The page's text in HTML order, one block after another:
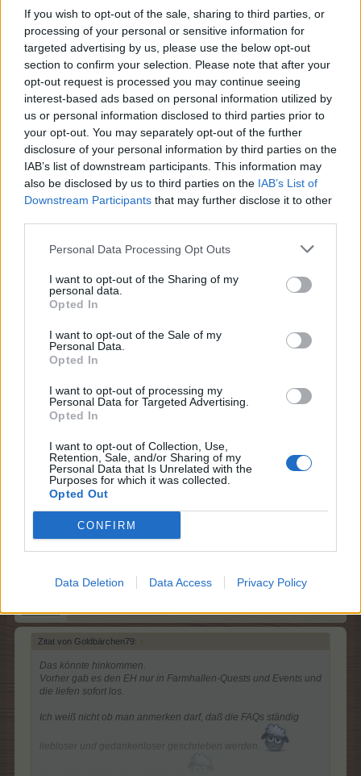
If you wish to opt-out of the sale, sharing to third parties, or
processing of your personal or sensitive information for
targeted advertising by us, please use the below opt-out
section to confirm your selection. Please note that after your
opt-out request is processed you may continue seeing
interest-based ads based on personal information utilized by
us or personal information disclosed to third parties prior to
your opt-out. You may separately opt-out of the further
disclosure of your personal information by third parties on the
IAB’s list of downstream participants. This information may
also be disclosed by us to third parties on the IAB’s List of
Downstream Participants that may further disclose it to other
Personal Data Processing Opt Outs
I want to opt-out of the Sharing of my
personal data.
Opted In
I want to opt-out of the Sale of my
Personal Data.
Opted In
I want to opt-out of processing my
Personal Data for Targeted Advertising.
Opted In
I want to opt-out of Collection, Use,
Retention, Sale, and/or Sharing of my
Personal Data that Is Unrelated with the
Purposes for which it was collected.
Opted Out
CONFIRM
Data Deletion Data Access Privacy Policy
Lebende Forenlegende
Zitat von Alira1982:
Ich weiß nun nicht, wann genau die Coupons ins Spiel
eingeführt wurden, aber vermutlich zu der Zeit der FAQ aus
daher der Hinweis, dass die Coupons noch in das Spiel
integriert werden.
Das könnte hinkommen.
Vorher gab es den EH nur in Farmhallen-Quests und
Events und die liefen sofort los.
ständig liebloser und gedankenloser geschrieben
werden.
Zumindest ist dies mein Eindruck.
PS.:
Zitat von Frau_Grün:↑
Hallo Goldbärechen79,
ich hab mal nachgefragt, was damit gemeint ist. Aber ich denke,
Ja. S.o.
3 Juni 2026
Frau_Grün
Zitat von Goldbärchen79: ↑
Das könnte hinkommen.
Vorher gab es den EH nur in Farmhallen-Quests und Events und
die liefen sofort los.
Ich weiß nicht ob man anmerken darf, daß die FAQs ständig
liebloser und gedankenloser geschrieben werden.